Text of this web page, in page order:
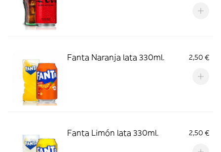
Fanta Naranja lata 330ml. 2,50 €
Fanta Limón lata 330ml. 2,50 €